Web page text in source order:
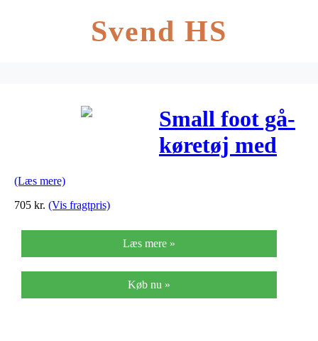
Svend HS
Small foot gå-
køretøj med
(Læs mere)
705 kr. (Vis fragtpris)
Læs mere »
Køb nu »